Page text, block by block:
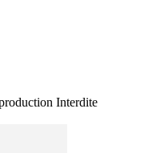
Interdite